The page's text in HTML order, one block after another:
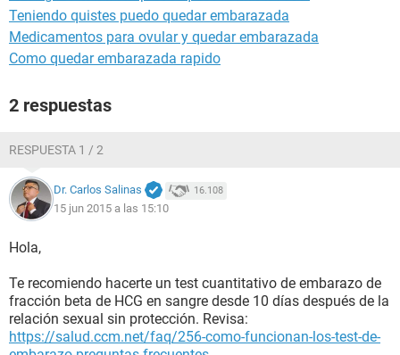
Teniendo quistes puedo quedar embarazada
Medicamentos para ovular y quedar embarazada
Como quedar embarazada rapido
2 respuestas
RESPUESTA 1 / 2
Dr. Carlos Salinas 16.108
15 jun 2015 a las 15:10
Hola,
Te recomiendo hacerte un test cuantitativo de embarazo de
fracción beta de HCG en sangre desde 10 días después de la
relación sexual sin protección. Revisa:
https://salud.ccm.net/faq/256-como-funcionan-los-test-de-